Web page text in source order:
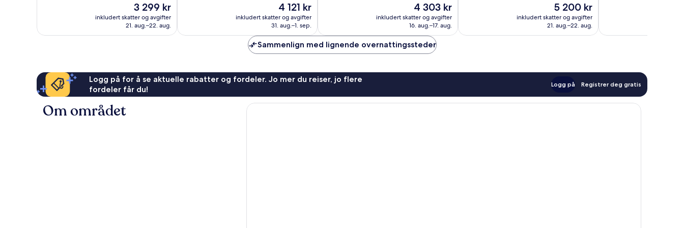
Prisen
er
3 299 kr
3 299 kr
inkludert skatter og avgifter
21. aug.–22. aug.
Prisen
er
4 121 kr
4 121 kr
inkludert skatter og avgifter
31. aug.–1. sep.
Prisen
er
4 303 kr
4 303 kr
inkludert skatter og avgifter
16. aug.–17. aug.
Prisen
er
5 200 kr
5 200 kr
inkludert skatter og avgifter
21. aug.–22. aug.
Sammenlign med lignende overnattingssteder
Logg på for å se aktuelle rabatter og fordeler. Jo mer du reiser, jo flere
fordeler får du!
Logg på Registrer deg gratis
Om området